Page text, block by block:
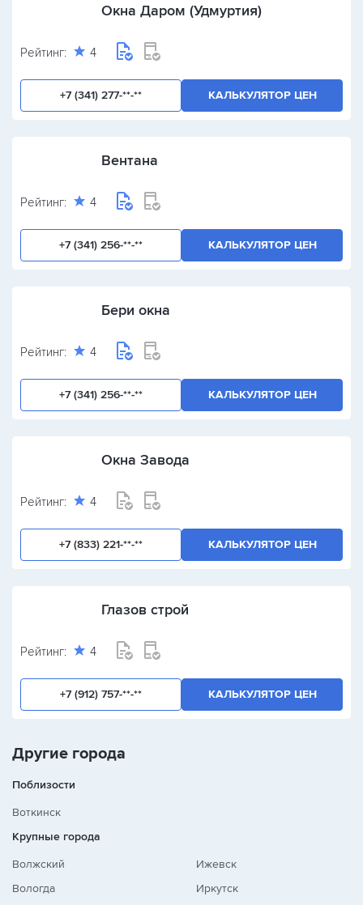
Окна Даром (Удмуртия)
Рейтинг: 4
+7 (341) 277-**-** КАЛЬКУЛЯТОР ЦЕН
Вентана
Рейтинг: 4
+7 (341) 256-**-** КАЛЬКУЛЯТОР ЦЕН
Бери окна
Рейтинг: 4
+7 (341) 256-**-** КАЛЬКУЛЯТОР ЦЕН
Окна Завода
Рейтинг: 4
+7 (833) 221-**-** КАЛЬКУЛЯТОР ЦЕН
Глазов строй
Рейтинг: 4
+7 (912) 757-**-** КАЛЬКУЛЯТОР ЦЕН
Другие города
Поблизости
Воткинск
Крупные города
Волжский
Вологда
Ижевск
Иркутск